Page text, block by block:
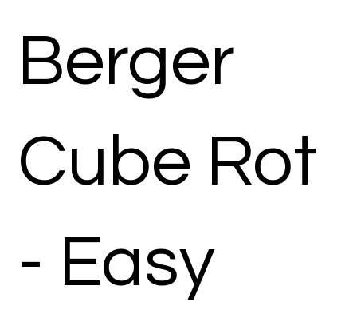
Berger
Cube Rot
- Easy